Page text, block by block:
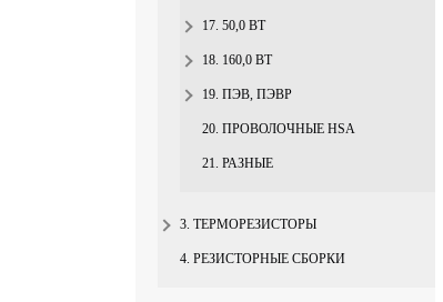
17. 50,0 ВТ
18. 160,0 ВТ
19. ПЭВ, ПЭВР
20. ПРОВОЛОЧНЫЕ HSA
21. РАЗНЫЕ
3. ТЕРМОРЕЗИСТОРЫ
4. РЕЗИСТОРНЫЕ СБОРКИ